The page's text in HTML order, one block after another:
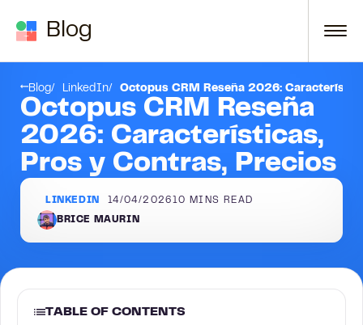
Blog
Blog LinkedIn Octopus CRM Reseña 2026:
Octopus CRM Reseña
2026: Características,
Pros y Contras, Precios
LINKEDIN 14/04/2026 10 MINS READ
BRICE MAURIN
TABLE OF CONTENTS